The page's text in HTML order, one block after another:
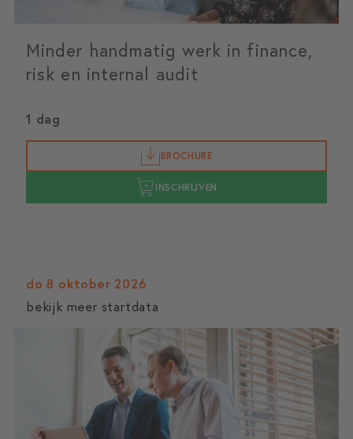
Minder handmatig werk in finance,
risk en internal audit
1 dag
BROCHURE
INSCHRIJVEN
do 8 oktober 2026
bekijk meer startdata